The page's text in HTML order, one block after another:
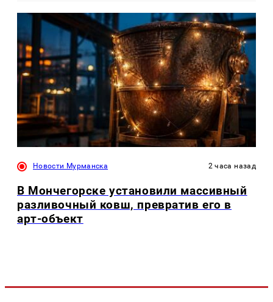
Новости Мурманска 2 часа назад
В Мончегорске установили массивный
разливочный ковш, превратив его в
арт-объект